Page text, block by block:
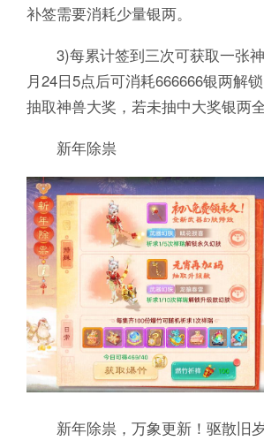
补签需要消耗少量银两。
3)每累计签到三次可获取一张神
月24日5点后可消耗666666银两解
抽取神兽大奖，若未抽中大奖银两
新年除祟
新年除祟，万象更新！驱散旧